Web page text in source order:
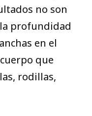
no son
profundidad
en el
que
rodillas,